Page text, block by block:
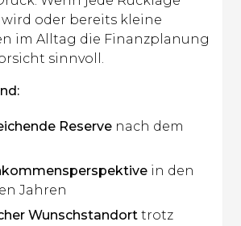
oder bereits kleine
im Alltag die Finanzplanung
sinnvoll.
Reserve nach dem
in den
Jahren
Wunschstandort trotz